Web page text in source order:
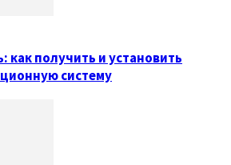
как получить и установить
систему